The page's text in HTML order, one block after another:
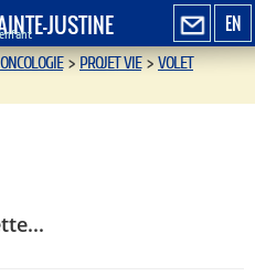
EN
JUSTINE
>PROJET VIE>VOLET